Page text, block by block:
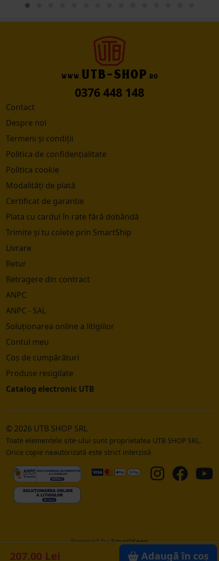
0376 448 148
Contact
Despre noi
Termeni și condiții
Politica de confidențialitate
Politica cookie
Modalități de plată
Certificat de garantie
Plata cu cardul în rate fără dobândă
Trimite și tu colete prin SmartShip
Livrare
Retur
Retragere din contract
ANPC
ANPC - SAL
Soluționarea online a litigiilor
Contul meu
Coș de cumpărături
Produse resigilate
Catalog electronic UTB
© 2026 UTB SHOP SRL
Toate elementele site-ului sunt proprietatea UTB SHOP SRL.
Orice copie neautorizată este strict interzisă
Powered bySmartKeep
207.00 Lei Adaugă în coș